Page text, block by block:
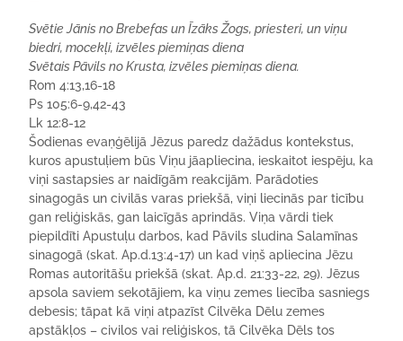
Svētie Jānis no Brebefas un Īzāks Žogs, priesteri, un viņu
biedri, mocekļi, izvēles piemiņas diena
Svētais Pāvils no Krusta, izvēles piemiņas diena.
Rom 4:13,16-18
Ps 105:6-9,42-43
Lk 12:8-12
Šodienas evaņģēlijā Jēzus paredz dažādus kontekstus,
kuros apustuļiem būs Viņu jāapliecina, ieskaitot iespēju, ka
viņi sastapsies ar naidīgām reakcijām. Parādoties
sinagogās un civilās varas priekšā, viņi liecinās par ticību
gan reliģiskās, gan laicīgās aprindās. Viņa vārdi tiek
piepildīti Apustuļu darbos, kad Pāvils sludina Salamīnas
sinagogā (skat. Ap.d.13:4-17) un kad viņš apliecina Jēzu
Romas autoritāšu priekšā (skat. Ap.d. 21:33-22, 29). Jēzus
apsola saviem sekotājiem, ka viņu zemes liecība sasniegs
debesis; tāpat kā viņi atpazīst Cilvēka Dēlu zemes
apstākļos – civilos vai reliģiskos, tā Cilvēka Dēls tos